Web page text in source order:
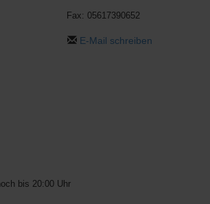
Fax: 05617390652
E-Mail schreiben
bis 20:00 Uhr